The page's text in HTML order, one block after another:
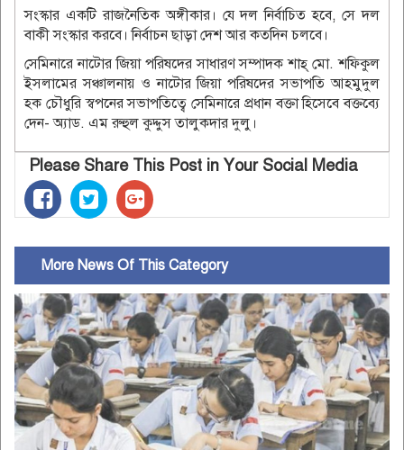
সংস্কার একটি রাজনৈতিক অঙ্গীকার। যে দল নির্বাচিত হবে, সে দল
বাকী সংস্কার করবে। নির্বাচন ছাড়া দেশ আর কতদিন চলবে।
সেমিনারে নাটোর জিয়া পরিষদের সাধারণ সম্পাদক শাহ্ মো. শফিকুল
ইসলামের সঞ্চালনায় ও নাটোর জিয়া পরিষদের সভাপতি আহমুদুল
হক চৌধুরি স্বপনের সভাপতিত্বে সেমিনারে প্রধান বক্তা হিসেবে বক্তব্যে
দেন- অ্যাড. এম রুহুল কুদ্দুস তালুকদার দুলু।
Please Share This Post in Your Social Media
More News Of This Category